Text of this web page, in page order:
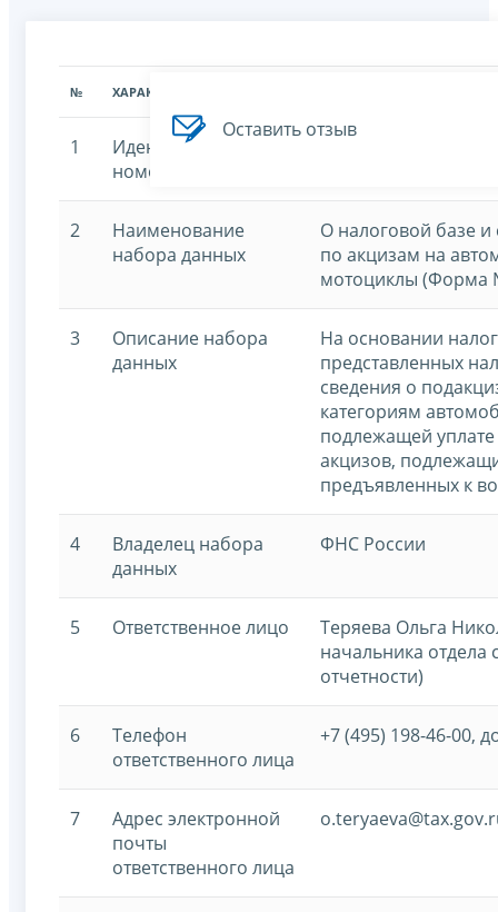
№ ХАРАКТЕРИСТИКА
1
Идентификационный
номер
2
Наименование
набора данных
О налоговой базе и
по акцизам на
мотоциклы (Форма
3
Описание набора
данных
На основании
представленных
сведения о
категориям
подлежащей
акцизов,
предъявленных к
4
Владелец набора
данных
ФНС России
5 Ответственное лицо
Теряева Ольга
начальника отдела
отчетности)
6
Телефон
ответственного лица
+7 (495) 198-46-00,
7
Адрес электронной
почты
ответственного лица
Оставить отзыв